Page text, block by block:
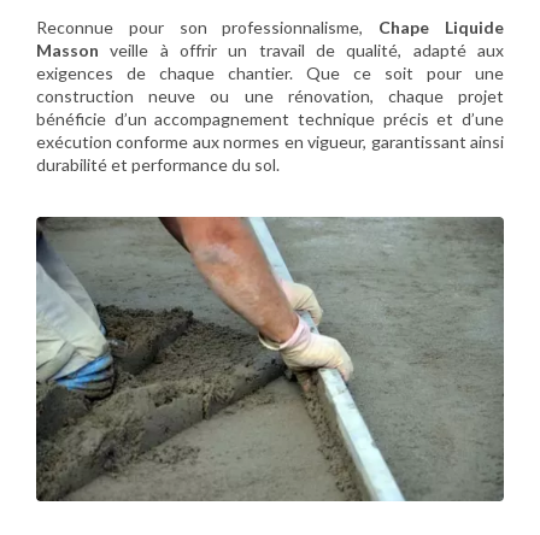
Reconnue pour son professionnalisme, Chape Liquide
Masson veille à offrir un travail de qualité, adapté aux
exigences de chaque chantier. Que ce soit pour une
construction neuve ou une rénovation, chaque projet
bénéficie d’un accompagnement technique précis et d’une
exécution conforme aux normes en vigueur, garantissant ainsi
durabilité et performance du sol.